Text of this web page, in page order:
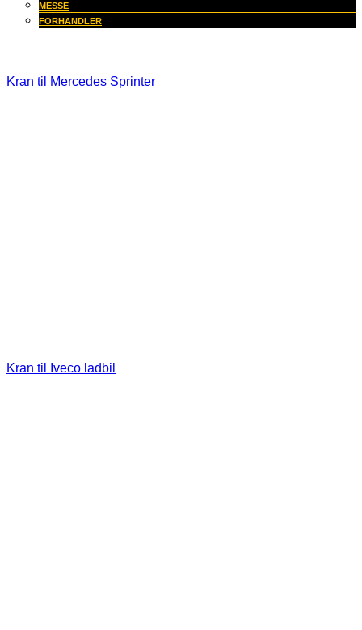
MESSE
FORHANDLER
Kran til Mercedes Sprinter
Kran til Iveco ladbil